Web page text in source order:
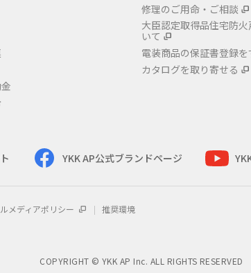
修理のご用命・ご相談
大臣認定取得品住宅防
いて
電装商品の保証書登録を
カタログを取り寄せる
YKK AP公式ブランドページ
メディアポリシー 推奨環境
COPYRIGHT © YKK AP Inc. ALL RIGHTS RESERVED